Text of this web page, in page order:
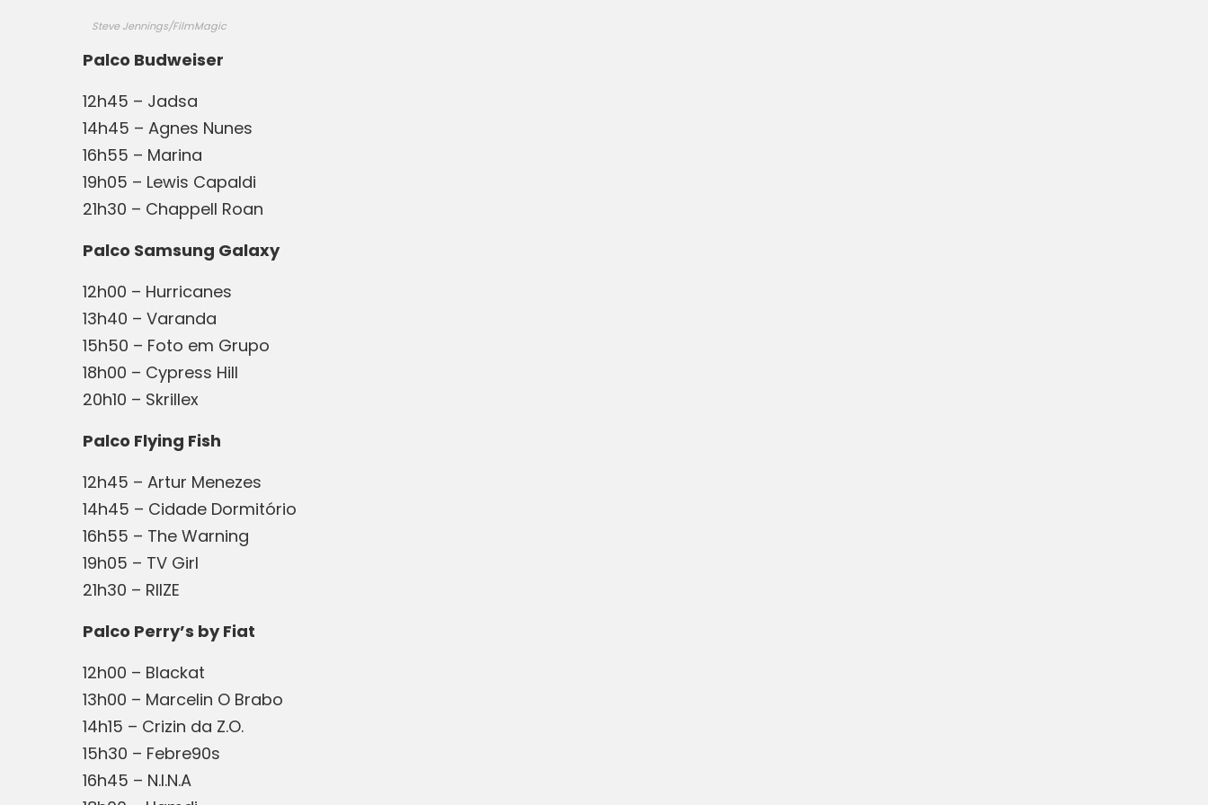
Steve Jennings/FilmMagic
Palco Budweiser
12h45 – Jadsa
14h45 – Agnes Nunes
16h55 – Marina
19h05 – Lewis Capaldi
21h30 – Chappell Roan
Palco Samsung Galaxy
12h00 – Hurricanes
13h40 – Varanda
15h50 – Foto em Grupo
18h00 – Cypress Hill
20h10 – Skrillex
Palco Flying Fish
12h45 – Artur Menezes
14h45 – Cidade Dormitório
16h55 – The Warning
19h05 – TV Girl
21h30 – RIIZE
Palco Perry’s by Fiat
12h00 – Blackat
13h00 – Marcelin O Brabo
14h15 – Crizin da Z.O.
15h30 – Febre90s
16h45 – N.I.N.A